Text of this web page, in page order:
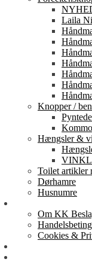
Laila
Knopper /
Hængsler &
Toilet artikler
Dørhamre
Husnumre
Om KK
Cookies &